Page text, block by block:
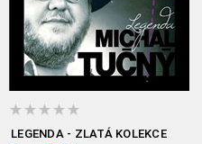
LEGENDA - ZLATÁ KOLEKCE